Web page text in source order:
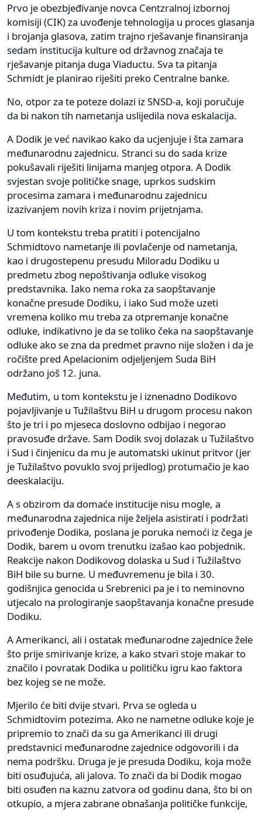
Prvo je obezbjeđivanje novca Centzralnoj izbornoj
komisiji (CIK) za uvođenje tehnologija u proces glasanja
i brojanja glasova, zatim trajno rješavanje finansiranja
sedam institucija kulture od državnog značaja te
rješavanje pitanja duga Viaductu. Sva ta pitanja
Schmidt je planirao riješiti preko Centralne banke.
No, otpor za te poteze dolazi iz SNSD-a, koji poručuje
da bi nakon tih nametanja uslijedila nova eskalacija.
A Dodik je već navikao kako da ucjenjuje i šta zamara
međunarodnu zajednicu. Stranci su do sada krize
pokušavali riješiti linijama manjeg otpora. A Dodik
svjestan svoje političke snage, uprkos sudskim
procesima zamara i međunarodnu zajednicu
izazivanjem novih kriza i novim prijetnjama.
U tom kontekstu treba pratiti i potencijalno
Schmidtovo nametanje ili povlačenje od nametanja,
kao i drugostepenu presudu Miloradu Dodiku u
predmetu zbog nepoštivanja odluke visokog
predstavnika. Iako nema roka za saopštavanje
konačne presude Dodiku, i iako Sud može uzeti
vremena koliko mu treba za otpremanje konačne
odluke, indikativno je da se toliko čeka na saopštavanje
odluke ako se zna da predmet pravno nije složen i da je
ročište pred Apelacionim odjeljenjem Suda BiH
održano još 12. juna.
Međutim, u tom kontekstu je i iznenadno Dodikovo
pojavljivanje u Tužilaštvu BiH u drugom procesu nakon
što je tri i po mjeseca doslovno odbijao i negorao
pravosuđe države. Sam Dodik svoj dolazak u Tužilaštvo
i Sud i činjenicu da mu je automatski ukinut pritvor (jer
je Tužilaštvo povuklo svoj prijedlog) protumačio je kao
deeskalaciju.
A s obzirom da domaće institucije nisu mogle, a
međunarodna zajednica nije željela asistirati i podržati
privođenje Dodika, poslana je poruka nemoći iz čega je
Dodik, barem u ovom trenutku izašao kao pobjednik.
Reakcije nakon Dodikovog dolaska u Sud i Tužilaštvo
BiH bile su burne. U međuvremenu je bila i 30.
godišnjica genocida u Srebrenici pa je i to neminovno
utjecalo na prologiranje saopštavanja konačne presude
Dodiku.
A Amerikanci, ali i ostatak međunarodne zajednice žele
što prije smirivanje krize, a kako stvari stoje makar to
značilo i povratak Dodika u političku igru kao faktora
bez kojeg se ne može.
Mjerilo će biti dvije stvari. Prva se ogleda u
Schmidtovim potezima. Ako ne nametne odluke koje je
pripremio to znači da su ga Amerikanci ili drugi
predstavnici međunarodne zajednice odgovorili i da
nema podršku. Druga je je presuda Dodiku, koja može
biti osuđujuća, ali jalova. To znači da bi Dodik mogao
biti osuđen na kaznu zatvora od godinu dana, što bi on
otkupio, a mjera zabrane obnašanja političke funkcije,